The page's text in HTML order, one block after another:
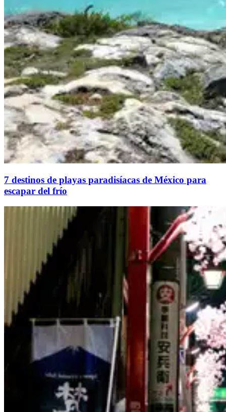
7 destinos de playas paradisíacas de México para
escapar del frío